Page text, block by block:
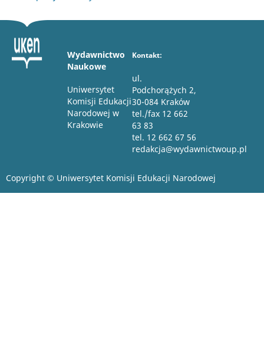
Wydawnictwo
Naukowe
Uniwersytet
Komisji Edukacji
Narodowej w
Krakowie
Kontakt:
ul.
Podchorążych 2,
30-084 Kraków
tel./fax 12 662
63 83
tel. 12 662 67 56
redakcja@wydawnictwoup.pl
Copyright © Uniwersytet Komisji Edukacji Narodowej